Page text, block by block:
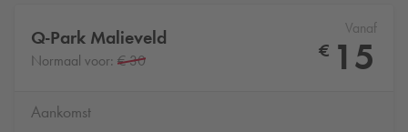
Q-Park Malieveld
Normaal voor: € 30
Vanaf
€ 15
Aankomst